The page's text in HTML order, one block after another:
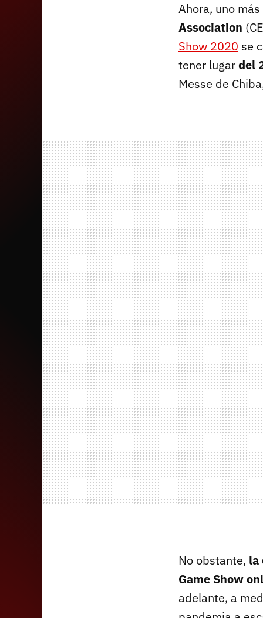
Ahora, uno
Association
Show 2020 se
tener lugardel
Messe de
No obstante, la
Game Show
adelante, a